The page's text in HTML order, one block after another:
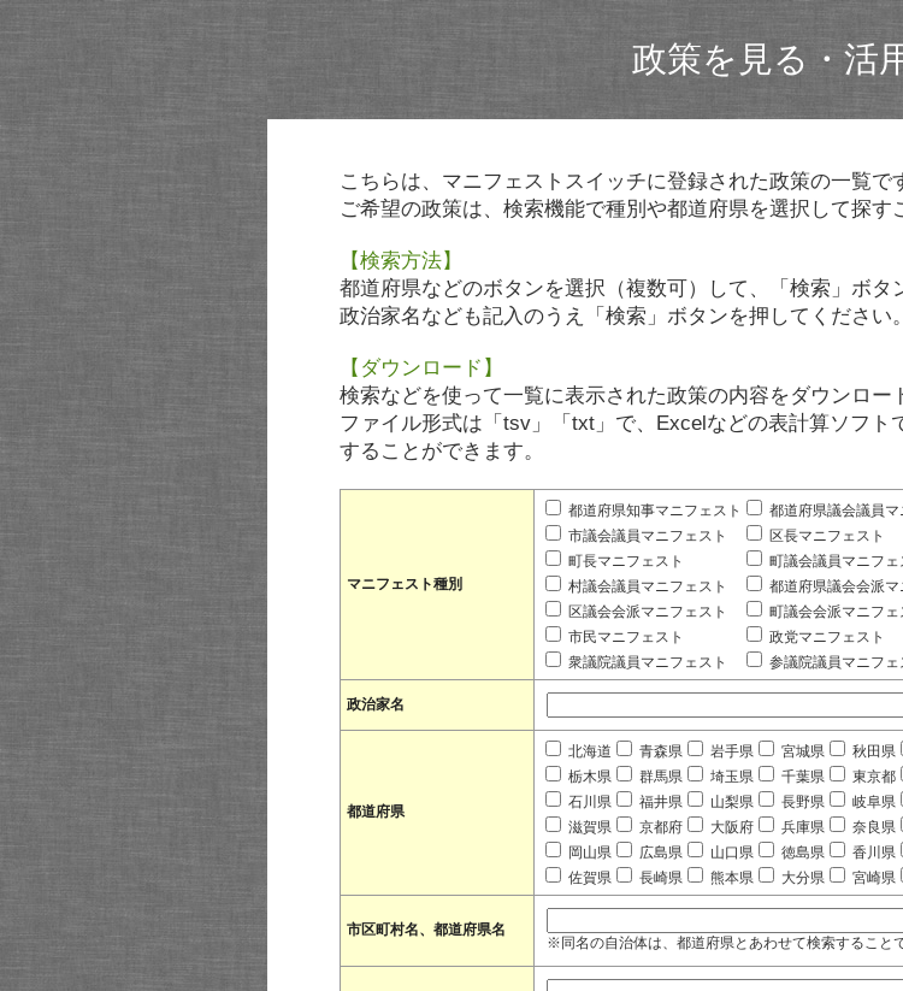
政策を見る・活
こちらは、マニフェストスイッチに登録された政策の一覧で
ご希望の政策は、検索機能で種別や都道府県を選択して探す
【検索方法】
都道府県などのボタンを選択（複数可）して、「検索」ボタ
政治家名なども記入のうえ「検索」ボタンを押してください。
【ダウンロード】
検索などを使って一覧に表示された政策の内容をダウンロー
ファイル形式は「tsv」「txt」で、Excelなどの表計算ソフト
することができます。
マニフェスト種別
都道府県知事マニフェスト 都道府県議会議員マ
市議会議員マニフェスト
区長マニフェスト
町長マニフェスト
町議会議員マニフェ
村議会議員マニフェスト
都道府県議会会派マ
区議会会派マニフェスト
町議会会派マニフェ
市民マニフェスト
政党マニフェスト
衆議院議員マニフェスト
参議院議員マニフェ
政治家名
都道府県
北海道 青森県 岩手県 宮城県 秋田県
栃木県
群馬県 埼玉県 千葉県 東京都
石川県
福井県 山梨県 長野県 岐阜県
滋賀県
京都府 大阪府 兵庫県 奈良県
岡山県
広島県 山口県 徳島県 香川県
佐賀県
長崎県 熊本県 大分県 宮崎県
市区町村名、都道府県名
※同名の自治体は、都道府県とあわせて検索すること